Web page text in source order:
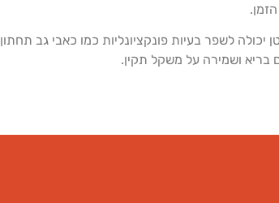
לשפר בעיות פונקציונליות כמו כאבי גב תחתון
בריא ושמירה על משקל תקין.